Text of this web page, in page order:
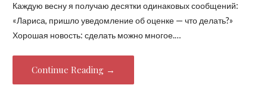
Каждую весну я получаю десятки одинаковых сообщений:
«Лариса, пришло уведомление об оценке — что делать?»
Хорошая новость: сделать можно многое.…
Continue Reading →